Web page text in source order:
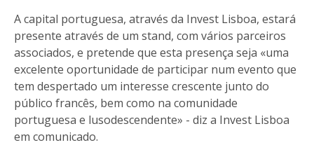
A capital portuguesa, através da Invest Lisboa, estará
presente através de um stand, com vários parceiros
associados, e pretende que esta presença seja «uma
excelente oportunidade de participar num evento que
tem despertado um interesse crescente junto do
público francês, bem como na comunidade
portuguesa e lusodescendente» - diz a Invest Lisboa
em comunicado.